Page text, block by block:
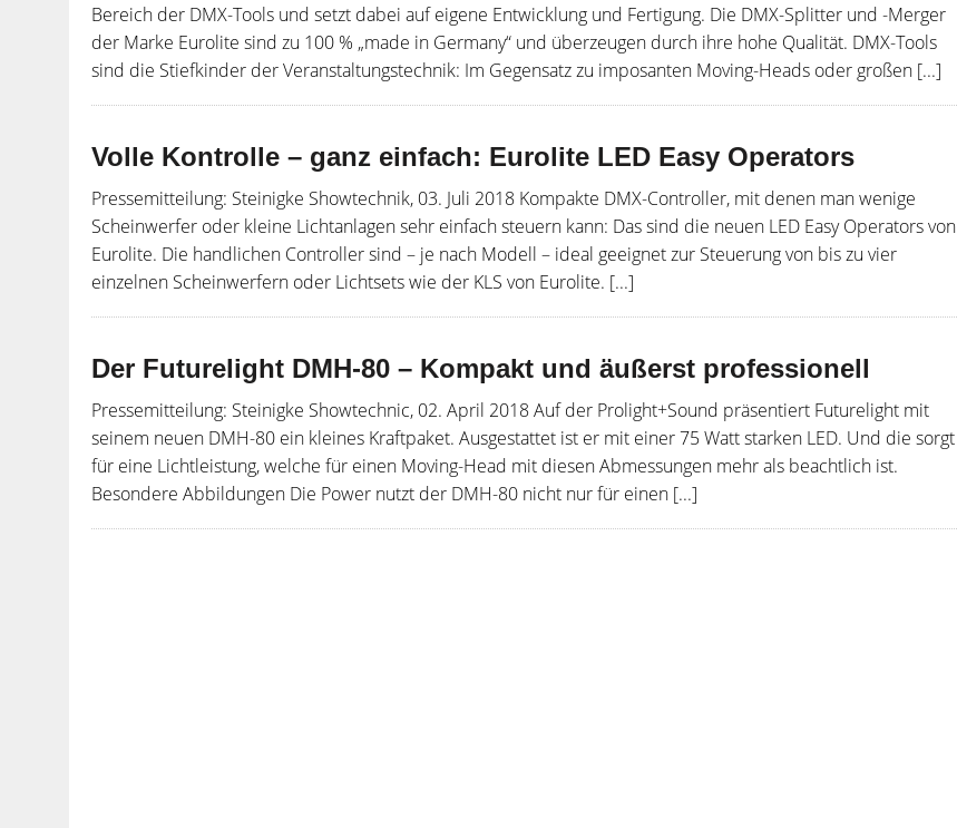
Bereich der DMX-Tools und setzt dabei auf eigene Entwicklung und Fertigung. Die DMX-Splitter und -Merger
der Marke Eurolite sind zu 100 % „made in Germany“ und überzeugen durch ihre hohe Qualität. DMX-Tools
sind die Stiefkinder der Veranstaltungstechnik: Im Gegensatz zu imposanten Moving-Heads oder großen [...]
Volle Kontrolle – ganz einfach: Eurolite LED Easy Operators
Pressemitteilung: Steinigke Showtechnik, 03. Juli 2018 Kompakte DMX-Controller, mit denen man wenige
Scheinwerfer oder kleine Lichtanlagen sehr einfach steuern kann: Das sind die neuen LED Easy Operators von
Eurolite. Die handlichen Controller sind – je nach Modell – ideal geeignet zur Steuerung von bis zu vier
einzelnen Scheinwerfern oder Lichtsets wie der KLS von Eurolite. [...]
Der Futurelight DMH-80 – Kompakt und äußerst professionell
Pressemitteilung: Steinigke Showtechnic, 02. April 2018 Auf der Prolight+Sound präsentiert Futurelight mit
seinem neuen DMH-80 ein kleines Kraftpaket. Ausgestattet ist er mit einer 75 Watt starken LED. Und die sorgt
für eine Lichtleistung, welche für einen Moving-Head mit diesen Abmessungen mehr als beachtlich ist.
Besondere Abbildungen Die Power nutzt der DMH-80 nicht nur für einen [...]